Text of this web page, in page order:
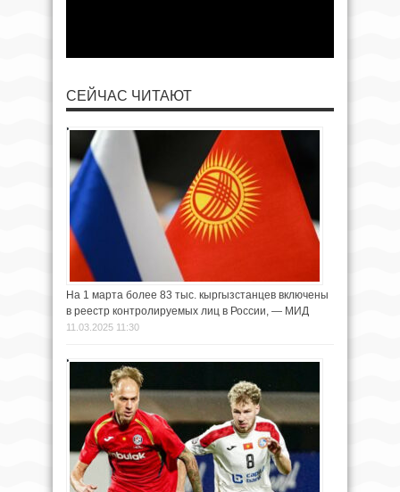
СЕЙЧАС ЧИТАЮТ
На 1 марта более 83 тыс. кыргызстанцев включены
в реестр контролируемых лиц в России, — МИД
11.03.2025 11:30